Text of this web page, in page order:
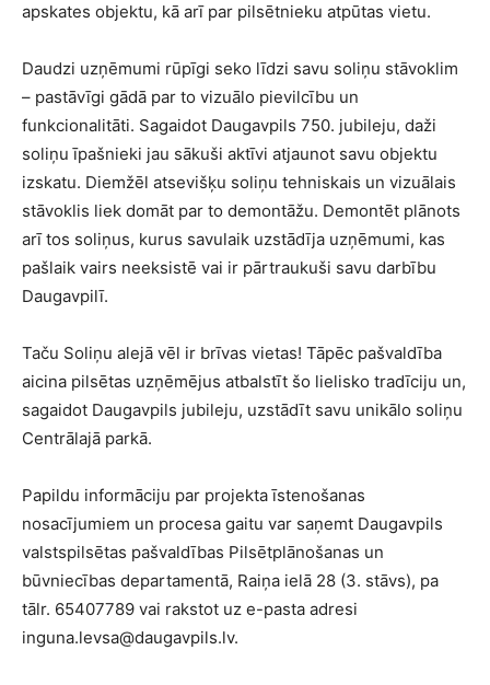
apskates objektu, kā arī par pilsētnieku atpūtas vietu.
Daudzi uzņēmumi rūpīgi seko līdzi savu soliņu stāvoklim
– pastāvīgi gādā par to vizuālo pievilcību un
funkcionalitāti. Sagaidot Daugavpils 750. jubileju, daži
soliņu īpašnieki jau sākuši aktīvi atjaunot savu objektu
izskatu. Diemžēl atsevišķu soliņu tehniskais un vizuālais
stāvoklis liek domāt par to demontāžu. Demontēt plānots
arī tos soliņus, kurus savulaik uzstādīja uzņēmumi, kas
pašlaik vairs neeksistē vai ir pārtraukuši savu darbību
Daugavpilī.
Taču Soliņu alejā vēl ir brīvas vietas! Tāpēc pašvaldība
aicina pilsētas uzņēmējus atbalstīt šo lielisko tradīciju un,
sagaidot Daugavpils jubileju, uzstādīt savu unikālo soliņu
Centrālajā parkā.
Papildu informāciju par projekta īstenošanas
nosacījumiem un procesa gaitu var saņemt Daugavpils
valstspilsētas pašvaldības Pilsētplānošanas un
būvniecības departamentā, Raiņa ielā 28 (3. stāvs), pa
tālr. 65407789 vai rakstot uz e-pasta adresi
inguna.levsa@daugavpils.lv.